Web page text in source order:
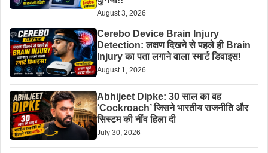
August 3, 2026
Cerebo Device Brain Injury
Detection: लक्षण दिखने से पहले ही Brain
Injury का पता लगाने वाला स्मार्ट डिवाइस!
August 1, 2026
Abhijeet Dipke: 30 साल का वह
‘Cockroach’ जिसने भारतीय राजनीति और
सिस्टम की नींव हिला दी
July 30, 2026